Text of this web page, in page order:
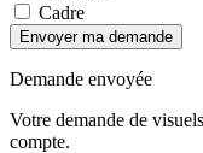
Cadre
Envoyer ma demande
Demande envoyée
Votre demande de
compte.